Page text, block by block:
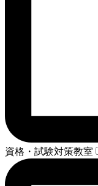
資格・試験対策教室